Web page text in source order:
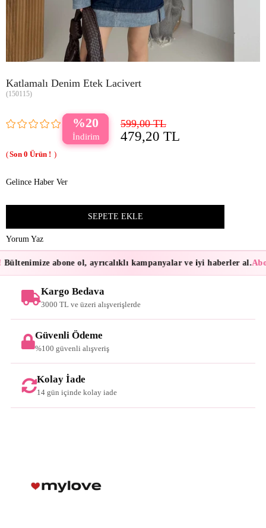
Katlamalı Denim Etek Lacivert
(150115)
20 599,00 TL
479,20 TL
0
Gelince Haber Ver
Yorum Yaz
Bültenimize abone ol, ayrıcalıklı kampanyalar ve iyi haberler al.
Kargo Bedava
3000 TL ve üzeri alışverişlerde
Güvenli Ödeme
%100 güvenli alışveriş
Kolay İade
14 gün içinde kolay iade